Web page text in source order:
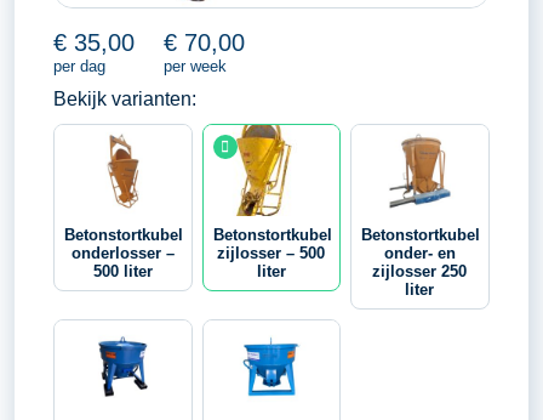
€ 35,00
per dag
€ 70,00
per week
Bekijk varianten:
Betonstortkubel
onderlosser –
500 liter
Betonstortkubel
zijlosser – 500
liter
Betonstortkubel
onder- en
zijlosser 250
liter